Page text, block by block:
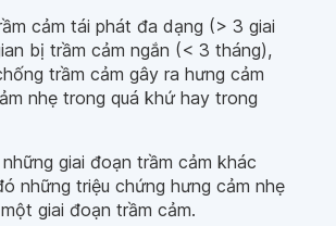
cảm tái phát đa dạng (> 3 giai
bị trầm cảm ngắn (< 3 tháng),
trầm cảm gây ra hưng cảm
nhẹ trong quá khứ hay trong
giai đoạn trầm cảm khác
những triệu chứng hưng cảm nhẹ
giai đoạn trầm cảm.